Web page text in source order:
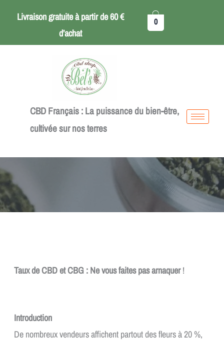
Livraison gratuite à partir de 60 €
d’achat
0
CBD Français : La puissance du bien-être,
cultivée sur nos terres
Taux de CBD et CBG : Ne vous faites pas arnaquer!
Introduction
De nombreux vendeurs affichent partout des fleurs à 20 %,